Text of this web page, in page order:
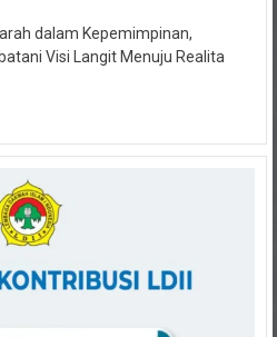
dalam Kepemimpinan,
Visi Langit Menuju Realita